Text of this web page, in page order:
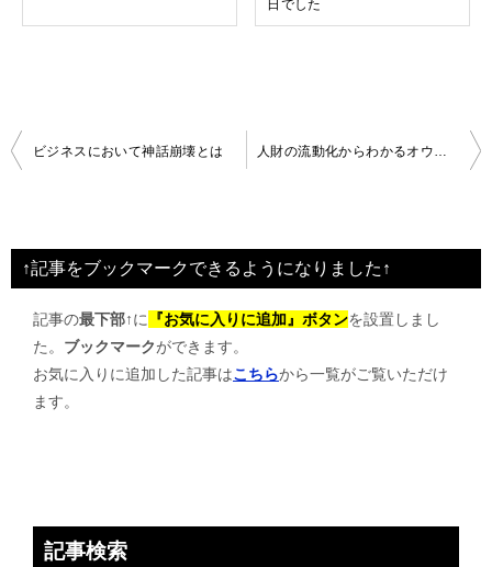
日でした
投
ビ
ゲ
ビジネスにおいて神話崩壊とは 人財の流動化からわかるオウンドメディアの加速
↑記事をブックマークできるようになりました↑
記事の最下部↑に 『お気に入りに追加』ボタンを設置しまし
た。 ブックマークができます。
お気に入りに追加した記事はこちらから一覧がご覧いただけ
ます。
記事検索